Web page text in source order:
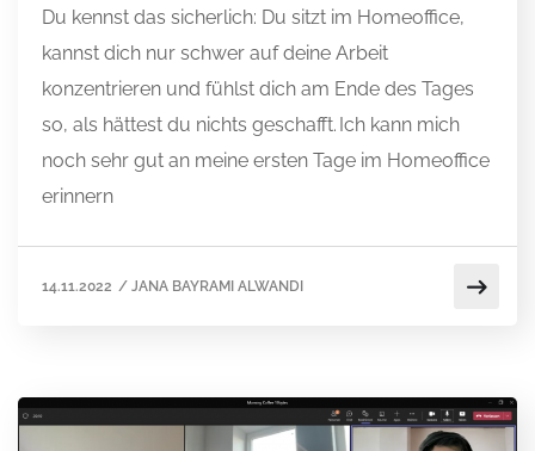
Du kennst das sicherlich: Du sitzt im Homeoffice,
kannst dich nur schwer auf deine Arbeit
konzentrieren und fühlst dich am Ende des Tages
so, als hättest du nichts geschafft. Ich kann mich
noch sehr gut an meine ersten Tage im Homeoffice
erinnern
14.11.2022 / JANA BAYRAMI ALWANDI